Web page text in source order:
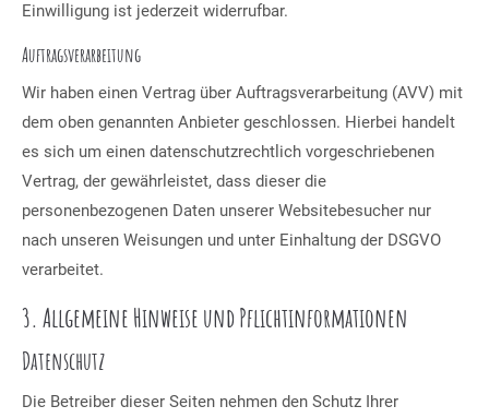
Einwilligung ist jederzeit widerrufbar.
Auftragsverarbeitung
Wir haben einen Vertrag über Auftragsverarbeitung (AVV) mit
dem oben genannten Anbieter geschlossen. Hierbei handelt
es sich um einen datenschutzrechtlich vorgeschriebenen
Vertrag, der gewährleistet, dass dieser die
personenbezogenen Daten unserer Websitebesucher nur
nach unseren Weisungen und unter Einhaltung der DSGVO
verarbeitet.
3. Allgemeine Hinweise und Pflicht­informationen
Datenschutz
Die Betreiber dieser Seiten nehmen den Schutz Ihrer